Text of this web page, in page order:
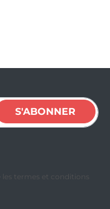
S'ABONNER
les termes et conditions